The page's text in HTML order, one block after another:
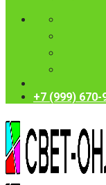
+7 (999) 670-